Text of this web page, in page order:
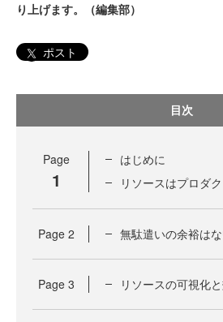
り上げます。（編集部）
ポスト
目次
Page
1
はじめに
リソースはプロダ
Page 2 無駄遣いの余裕は
Page 3 リソースの可視化